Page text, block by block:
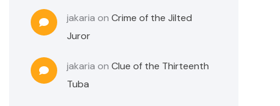
jakaria onCrime of the Jilted
Juror
jakaria onClue of the Thirteenth
Tuba